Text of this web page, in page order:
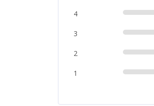
4
3
2
1